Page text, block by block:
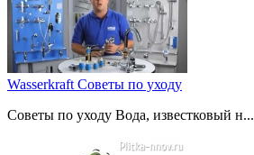
Wasserkraft Советы по уходу
Советы по уходу Вода, известковый н...